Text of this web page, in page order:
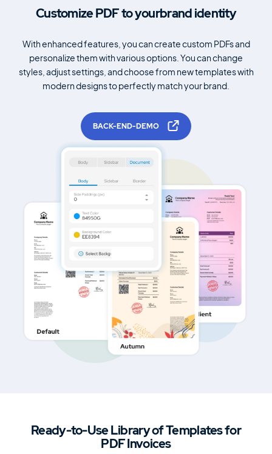
Customize PDF to yourbrand identity
With enhanced features, you can create custom PDFs and
personalize them with various options. You can change
styles, adjust settings, and choose from new templates with
modern designs to perfectly match your brand.
BACK-END-DEMO
Ready-to-Use Library ofTemplates for
PDF Invoices